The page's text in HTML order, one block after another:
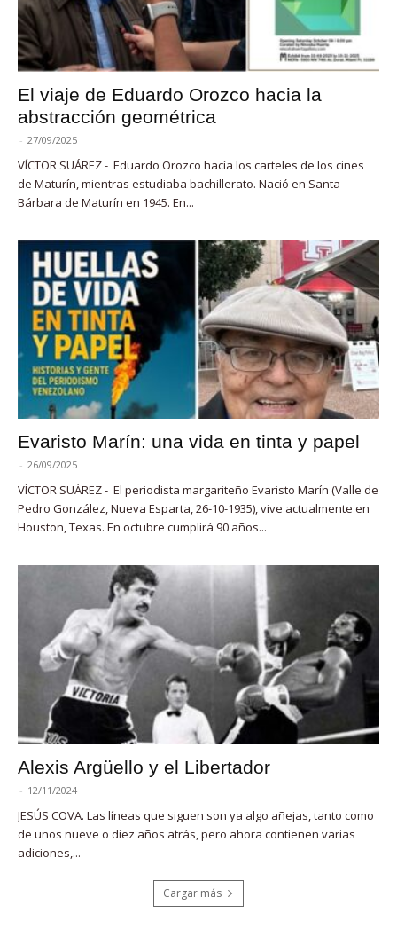
El viaje de Eduardo Orozco hacia la
abstracción geométrica
- 27/09/2025
VÍCTOR SUÁREZ - Eduardo Orozco hacía los carteles de los cines
de Maturín, mientras estudiaba bachillerato. Nació en Santa
Bárbara de Maturín en 1945. En...
Evaristo Marín: una vida en tinta y papel
- 26/09/2025
VÍCTOR SUÁREZ - El periodista margariteño Evaristo Marín (Valle de
Pedro González, Nueva Esparta, 26-10-1935), vive actualmente en
Houston, Texas. En octubre cumplirá 90 años...
Alexis Argüello y el Libertador
- 12/11/2024
JESÚS COVA. Las líneas que siguen son ya algo añejas, tanto como
de unos nueve o diez años atrás, pero ahora contienen varias
adiciones,...
Cargar más